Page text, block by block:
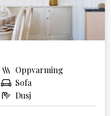
Oppvarming
Sofa
Dusj